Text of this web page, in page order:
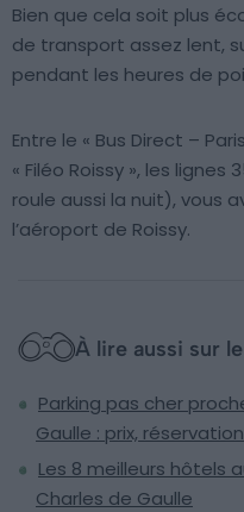
Bien que cela soit plus
de transport assez lent,
pendant les heures de
Entre le « Bus Direct –
« Filéo Roissy », les lignes
roule aussi la nuit), vous
l’aéroport de Roissy.
À lire aussi sur
Parking pas cher
Gaulle : prix, réservation
Les 8 meilleurs hôtels
Charles de Gaulle